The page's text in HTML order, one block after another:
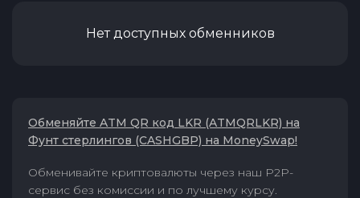
Нет доступных обменников
Обменяйте ATM QR код LKR (ATMQRLKR) на
Фунт стерлингов (CASHGBP) на MoneySwap!
Обменивайте криптовалюты через наш P2P-
сервис без комиссии и по лучшему курсу.